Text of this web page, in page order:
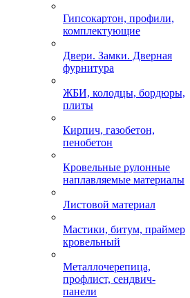
Гипсокартон, профили,
комплектующие
Двери. Замки. Дверная
фурнитура
ЖБИ, колодцы, бордюры,
плиты
Кирпич, газобетон,
пенобетон
Кровельные рулонные
наплавляемые материалы
Листовой материал
Мастики, битум, праймер
кровельный
Металлочерепица,
профлист, сендвич-
панели